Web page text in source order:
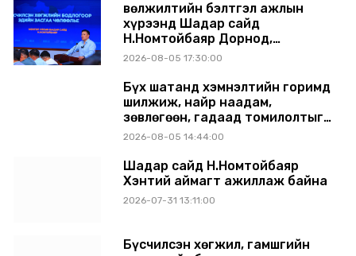
Өвөлжилтийн бэлтгэл ажлын
хүрээнд Шадар сайд
Н.Номтойбаяр Дорнод,
Сүхбаатар аймагт ажиллав
2026-08-05 17:30:00
Бүх шатанд хэмнэлтийн горимд
шилжиж, найр наадам,
зөвлөгөөн, гадаад томилолтыг
хориглолоо
2026-08-05 14:44:00
Шадар сайд Н.Номтойбаяр
Хэнтий аймагт ажиллаж байна
2026-07-31 13:11:00
Бүсчилсэн хөгжил, гамшгийн